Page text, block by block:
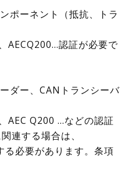
ポーネント（抵抗、トラ
AECQ200...認証が必要で
ダー、CANトランシーバ
AEC Q200 ...などの認証
連する場合は、
必要があります。条項